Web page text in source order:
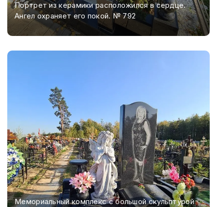
Портрет из керамики расположился в сердце.
Ангел охраняет его покой. № 792
Мемориальный комплекс с большой скульптурой